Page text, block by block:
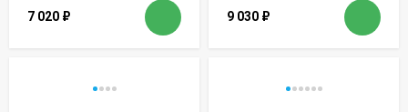
7 020 ₽ 9 030 ₽